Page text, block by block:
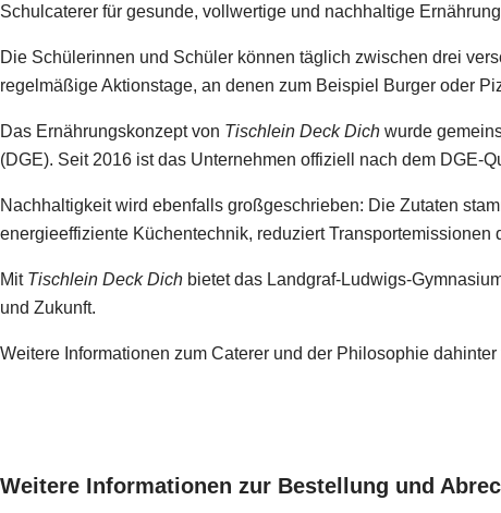
Schulcaterer für gesunde, vollwertige und nachhaltige
Die Schülerinnen und Schüler können täglich zwischen drei
regelmäßige Aktionstage, an denen zum Beispiel Burger oder
Das Ernährungskonzept von Tischlein Deck Dich wurde
(DGE). Seit 2016 ist das Unternehmen offiziell nach dem DGE-
Nachhaltigkeit wird ebenfalls großgeschrieben: Die Zutaten
energieeffiziente Küchentechnik, reduziert
Mit Tischlein Deck Dich bietet das Landgraf-Ludwigs-
und Zukunft.
Weitere Informationen zum Caterer und der Philosophie
Weitere Informationen zur Bestellung und